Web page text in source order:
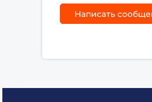
Написать